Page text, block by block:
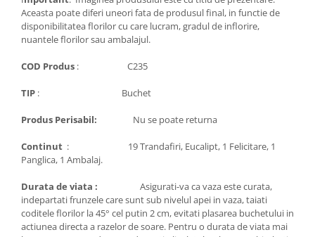
Aceasta poate diferi uneori fata de produsul final, in functie de
disponibilitatea florilor cu care lucram, gradul de inflorire,
nuantele florilor sau ambalajul.
COD Produs : C235
TIP : Buchet
Produs Perisabil: Nu se poate returna
Continut : 19 Trandafiri, Eucalipt, 1 Felicitare, 1
Panglica, 1 Ambalaj.
Durata de viata :
Asigurati-va ca vaza este curata,
indepartati frunzele care sunt sub nivelul apei in vaza, taiati
coditele florilor la 45° cel putin 2 cm, evitati plasarea buchetului in
actiunea directa a razelor de soare. Pentru o durata de viata mai